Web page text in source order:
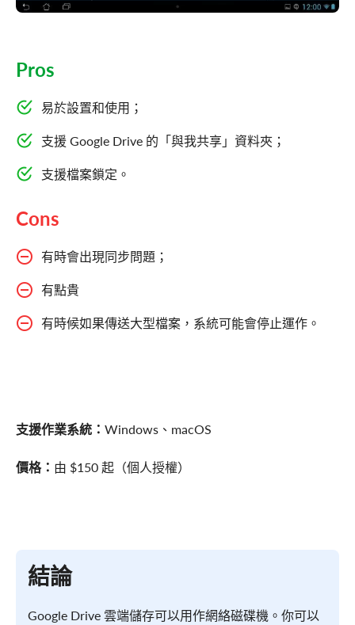
Pros
易於設置和使用；
支援 Google Drive 的「與我共享」資料夾；
支援檔案鎖定。
Cons
有時會出現同步問題；
有點貴
有時候如果傳送大型檔案，系統可能會停止運作。
支援作業系統： Windows、macOS
價格： 由 $150 起（個人授權）
結論
Google Drive 雲端儲存可以用作網絡磁碟機。你可以